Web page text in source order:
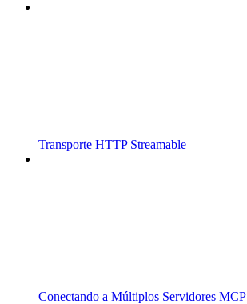
Transporte HTTP Streamable
Conectando a Múltiplos Servidores MCP